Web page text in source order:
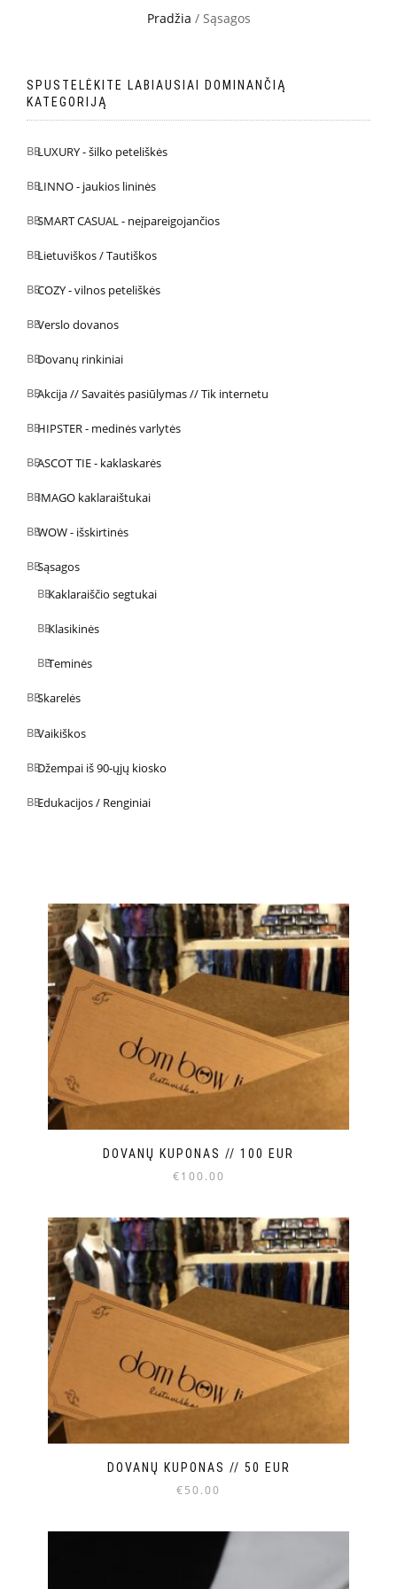
Pradžia / Sąsagos
SPUSTELĖKITE LABIAUSIAI DOMINANČIĄ
KATEGORIJĄ
LUXURY - šilko peteliškės
LINNO - jaukios lininės
SMART CASUAL - neįpareigojančios
Lietuviškos / Tautiškos
COZY - vilnos peteliškės
Verslo dovanos
Dovanų rinkiniai
Akcija // Savaitės pasiūlymas // Tik internetu
HIPSTER - medinės varlytės
ASCOT TIE - kaklaskarės
IMAGO kaklaraištukai
WOW - išskirtinės
Sąsagos
Kaklaraiščio segtukai
Klasikinės
Teminės
Skarelės
Vaikiškos
Džempai iš 90-ųjų kiosko
Edukacijos / Renginiai
DOVANŲ KUPONAS // 100 EUR
€100.00
DOVANŲ KUPONAS // 50 EUR
€50.00